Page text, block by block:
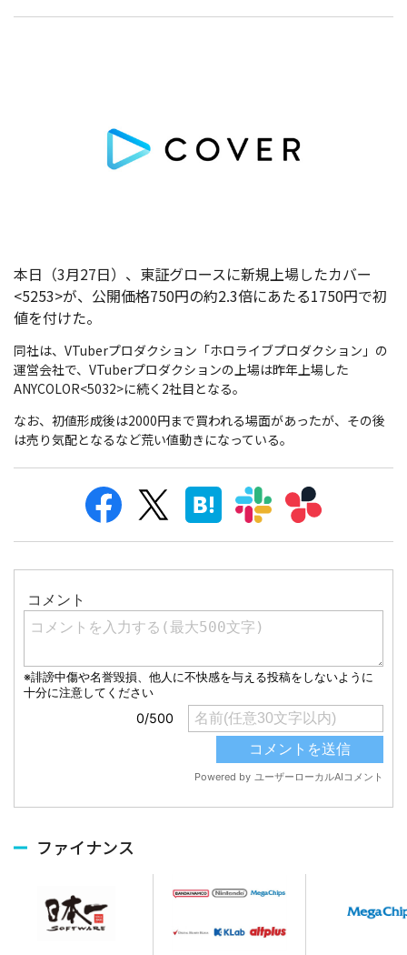
本日（3月27日）、東証グロースに新規上場したカバー
<5253>が、公開価格750円の約2.3倍にあたる1750円で初
値を付けた。
同社は、VTuberプロダクション「ホロライブプロダクション」の
運営会社で、VTuberプロダクションの上場は昨年上場した
ANYCOLOR<5032>に続く2社目となる。
なお、初値形成後は2000円まで買われる場面があったが、その後
は売り気配となるなど荒い値動きになっている。
ファイナンス